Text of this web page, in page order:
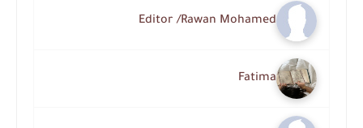
Editor /Rawan Mohamed
Fatima